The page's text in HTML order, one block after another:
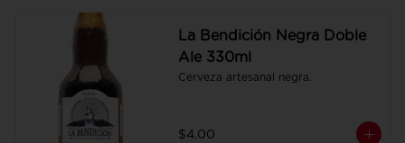
La Bendición Negra Doble
Ale 330ml
Cerveza artesanal negra.
$4.00